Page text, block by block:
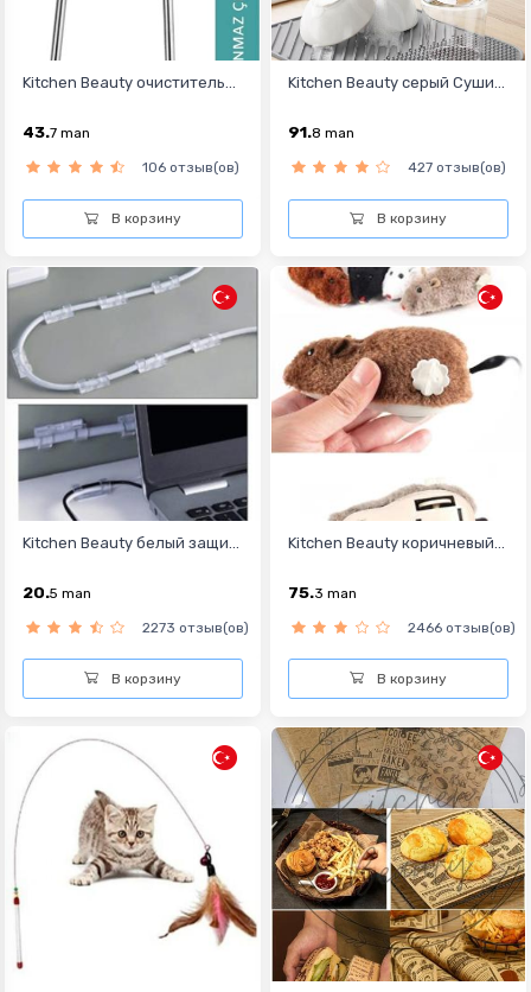
Kitchen Beauty очиститель...
43.7 man
106 отзыв(ов)
В корзину
Kitchen Beauty серый Суши...
91.8 man
427 отзыв(ов)
В корзину
Kitchen Beauty белый защи...
20.5 man
2273 отзыв(ов)
В корзину
Kitchen Beauty коричневый...
75.3 man
2466 отзыв(ов)
В корзину